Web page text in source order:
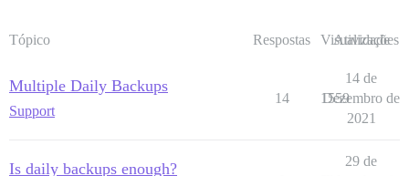
Tópico Respostas Visualizações
Atividade
Multiple Daily Backups
Support
14 1559
14 de
Dezembro de
2021
Is daily backups enough?
29 de